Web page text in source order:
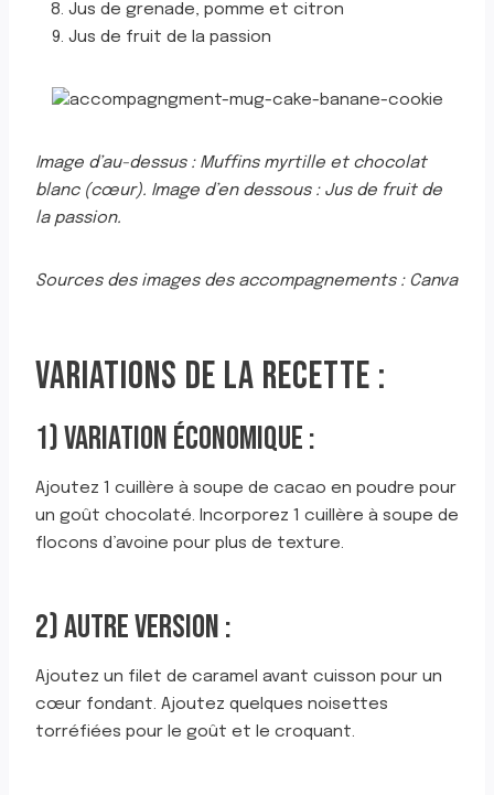
Jus de grenade, pomme et citron
Jus de fruit de la passion
Image d’au-dessus : Muffins myrtille et chocolat
blanc (cœur). Image d’en dessous : Jus de fruit de
la passion.
Sources des images des accompagnements : Canva
VARIATIONS DE LA RECETTE :
1) VARIATION ÉCONOMIQUE :
Ajoutez 1 cuillère à soupe de cacao en poudre pour
un goût chocolaté. Incorporez 1 cuillère à soupe de
flocons d’avoine pour plus de texture.
2) AUTRE VERSION :
Ajoutez un filet de caramel avant cuisson pour un
cœur fondant. Ajoutez quelques noisettes
torréfiées pour le goût et le croquant.